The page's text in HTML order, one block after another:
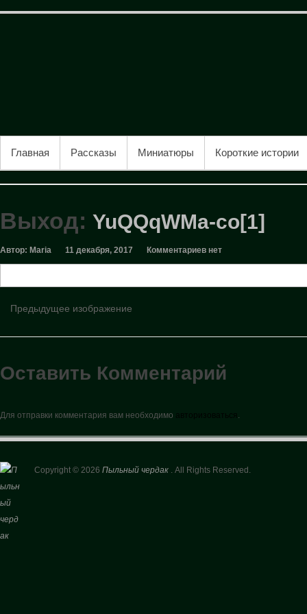
ОСНОВНОЕ МЕНЮ
Главная Рассказы Миниатюры Короткие истории
Выход: YuQQqWMa-co[1]
Автор: Maria 11 декабря, 2017 Комментариев нет
Предыдущее изображение
Оставить Комментарий
Для отправки комментария вам необходимо авторизоваться .
Copyright © 2026 Пыльный чердак . All Rights Reserved.